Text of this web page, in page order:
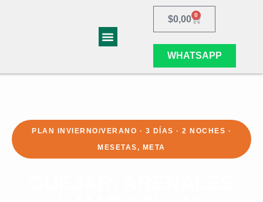
$0,00 0
WHATSAPP
PLAN INVIERNO/VERANO · 3 DÍAS · 2 NOCHES ·
MESETAS, META